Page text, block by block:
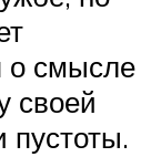
о смысле
своей
пустоты.